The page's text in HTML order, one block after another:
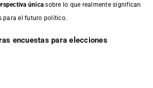
única sobre lo que realmente significan
para el futuro político.
encuestas para elecciones